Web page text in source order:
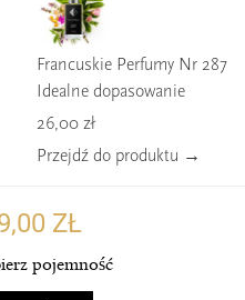
Francuskie Perfumy Nr 287
Idealne dopasowanie
26,00 zł
Przejdź do produktu →
ZŁ
pojemność